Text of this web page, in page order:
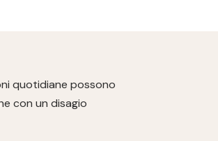
quotidiane possono
con un disagio